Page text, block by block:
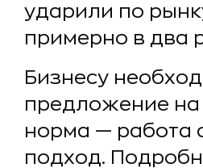
ударили по
примерно в два
Бизнесу
предложение на
норма — работа
подход.